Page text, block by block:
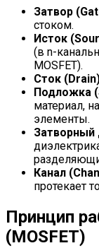
Затвор
стоком.
Исток
(в n-
MOSFET).
Сток
Подложка
материал,
элементы.
Затворный
Канал
протекает
Принцип
(MOSFET)